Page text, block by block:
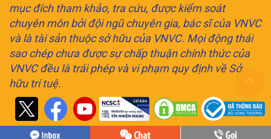
mục đích tham khảo, tra cứu, được kiểm soát
chuyên môn bởi đội ngũ chuyên gia, bác sĩ của VNVC
và là tài sản thuộc sở hữu của VNVC. Mọi động thái
sao chép chưa được sự chấp thuận chính thức của
VNVC đều là trái phép và vi phạm quy định về Sở
hữu trí tuệ.